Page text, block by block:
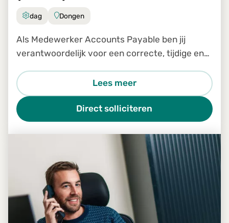
dag Dongen
Als Medewerker Accounts Payable ben jij
verantwoordelijk voor een correcte, tijdige en
binnen ons Shared Service Center. Je bent een
belangrijke schakel in
Lees meer
Direct solliciteren